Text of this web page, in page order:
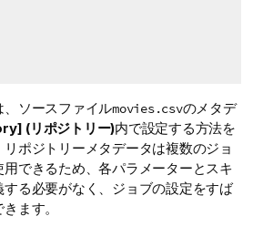
、ソースファイルmovies.csvのメタデ
(リポジトリー)内で設定する方法を
ポジトリーメタデータは複数のジョ
できるため、各パラメーターとスキ
る必要がなく、ジョブの設定をすば
ます。